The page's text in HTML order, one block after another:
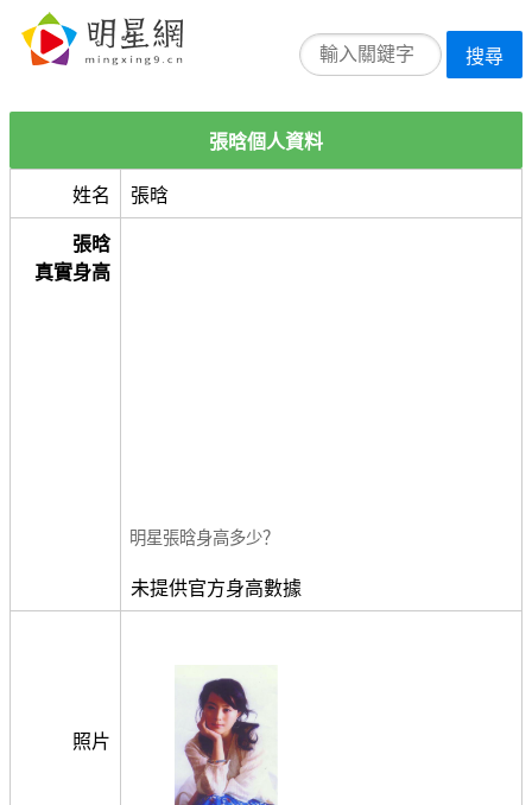
搜尋
張晗個人資料
姓名 張晗
張晗
真實身高
明星張晗身高多少？
未提供官方身高數據
照片